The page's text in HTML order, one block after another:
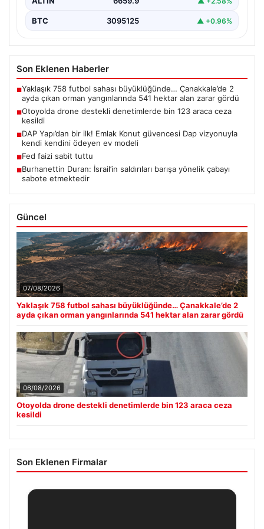
BTC 3095125 ▲ +0.96%
Son Eklenen Haberler
■Yaklaşık 758 futbol sahası büyüklüğünde… Çanakkale’de 2
ayda çıkan orman yangınlarında 541 hektar alan zarar gördü
■Otoyolda drone destekli denetimlerde bin 123 araca ceza
kesildi
■DAP Yapı’dan bir ilk! Emlak Konut güvencesi Dap vizyonuyla
kendi kendini ödeyen ev modeli
■Fed faizi sabit tuttu
■Burhanettin Duran: İsrail’in saldırıları barışa yönelik çabayı
sabote etmektedir
Güncel
07/08/2026
Yaklaşık 758 futbol sahası büyüklüğünde… Çanakkale’de 2
ayda çıkan orman yangınlarında 541 hektar alan zarar gördü
06/08/2026
Otoyolda drone destekli denetimlerde bin 123 araca ceza
kesildi
Son Eklenen Firmalar